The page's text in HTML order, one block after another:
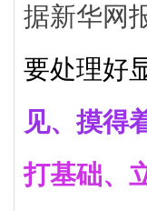
据新华网
要处理好
见、摸得
打基础、